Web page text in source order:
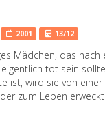
2001 13/12
Mädchen, das nach
tot sein
ist, wird sie von
zum Leben